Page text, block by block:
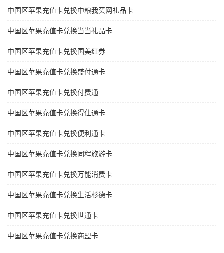
中国区苹果充值卡兑换中粮我买网礼品卡
中国区苹果充值卡兑换当当礼品卡
中国区苹果充值卡兑换国美红券
中国区苹果充值卡兑换盛付通卡
中国区苹果充值卡兑换付费通
中国区苹果充值卡兑换得仕通卡
中国区苹果充值卡兑换便利通卡
中国区苹果充值卡兑换同程旅游卡
中国区苹果充值卡兑换万能消费卡
中国区苹果充值卡兑换生活杉德卡
中国区苹果充值卡兑换世通卡
中国区苹果充值卡兑换商盟卡